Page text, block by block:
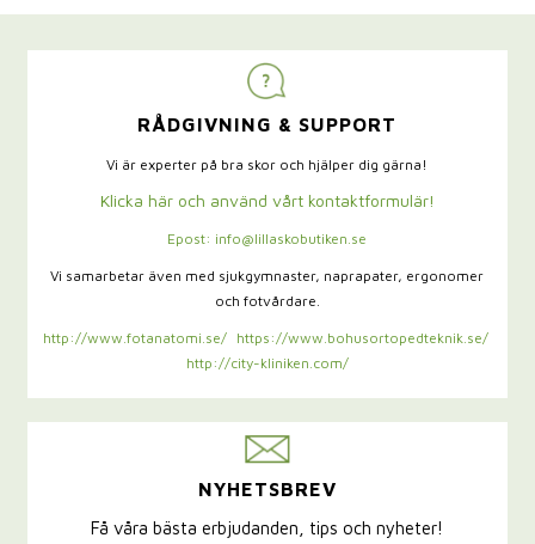
RÅDGIVNING & SUPPORT
Vi är experter på bra skor och hjälper dig gärna!
Klicka här och använd vårt kontaktformulär!
Epost: info@lillaskobutiken.se
Vi samarbetar även med sjukgymnaster, naprapater, ergonomer
och fotvårdare.
http://www.fotanatomi.se/
https://www.bohusortopedteknik.se/
http://city-kliniken.com/
NYHETSBREV
Få våra bästa erbjudanden, tips och nyheter!